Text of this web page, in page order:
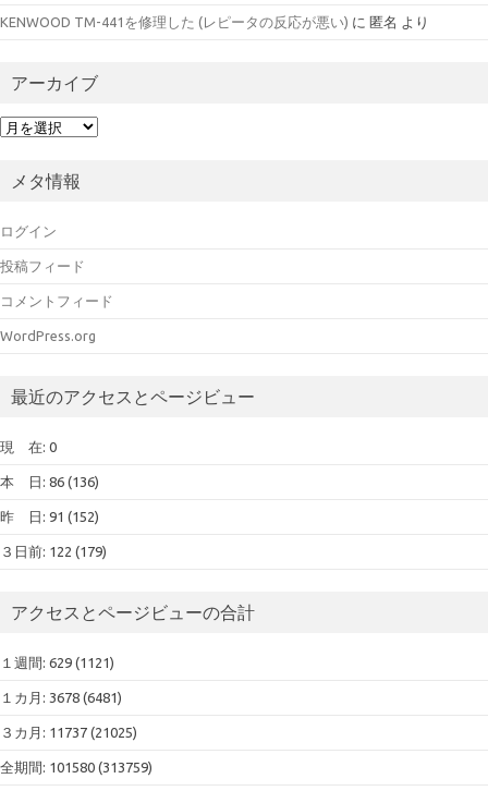
KENWOOD TM-441を修理した (レピータの反応が悪い) に 匿名 より
アーカイブ
ア
イメタ情報
ログイン
投稿フィード
コメントフィード
WordPress.org
最近のアクセスとページビュー
現 在: 0
本 日: 86 (136)
昨 日: 91 (152)
３日前: 122 (179)
アクセスとページビューの合計
１週間: 629 (1121)
１カ月: 3678 (6481)
３カ月: 11737 (21025)
全期間: 101580 (313759)